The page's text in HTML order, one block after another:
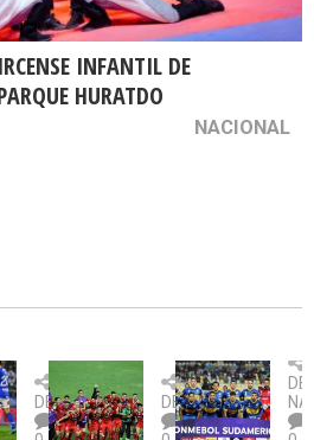
INFANTIL DE
HURATDO
NACIONAL
U.
Católica
fue
DEPORTES
Copa
Sudamericana:
U.
DEPORTES
un